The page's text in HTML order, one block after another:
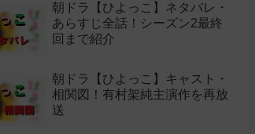
朝ドラ【ひよっこ】ネタバレ・
あらすじ全話！シーズン2最終
回まで紹介
朝ドラ【ひよっこ】キャスト・
相関図！有村架純主演作を再放
送